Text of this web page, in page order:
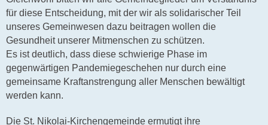
für diese Entscheidung, mit der wir als solidarischer Teil
unseres Gemeinwesen dazu beitragen wollen die
Gesundheit unserer Mitmenschen zu schützen.
Es ist deutlich, dass diese schwierige Phase im
gegenwärtigen Pandemiegeschehen nur durch eine
gemeinsame Kraftanstrengung aller Menschen bewältigt
werden kann.
Die St. Nikolai-Kirchengemeinde ermutigt ihre